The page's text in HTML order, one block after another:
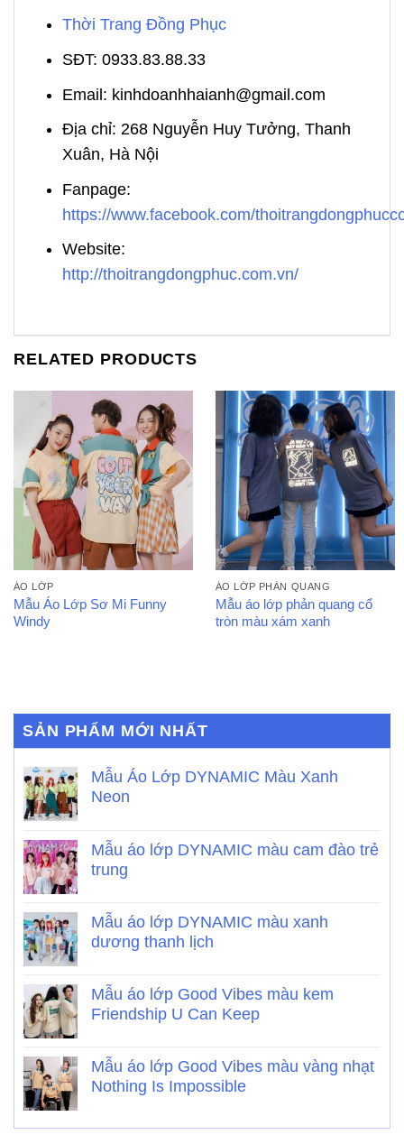
Thời Trang Đồng Phục
SĐT: 0933.83.88.33
Email: kinhdoanhhaianh@gmail.com
Địa chỉ: 268 Nguyễn Huy Tưởng, Thanh
Xuân, Hà Nội
Fanpage:
https://www.facebook.com/
Website:
http://thoitrangdongphuc.com.vn/
RELATED PRODUCTS
ÁO LỚP
Mẫu Áo Lớp Sơ Mi Funny
Windy
ÁO LỚP PHẢN QUANG
Mẫu áo lớp phản quang cổ
tròn màu xám xanh
SẢN PHẨM MỚI NHẤT
Mẫu Áo Lớp DYNAMIC Màu Xanh
Neon
Mẫu áo lớp DYNAMIC màu cam đào trẻ
trung
Mẫu áo lớp DYNAMIC màu xanh
dương thanh lịch
Mẫu áo lớp Good Vibes màu kem
Friendship U Can Keep
Mẫu áo lớp Good Vibes màu vàng nhạt
Nothing Is Impossible